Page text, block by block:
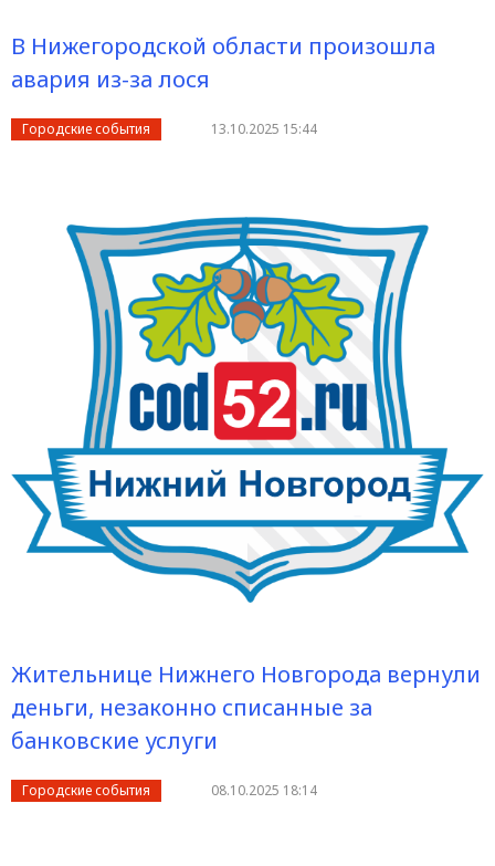
В Нижегородской области произошла
авария из-за лося
Городские события 13.10.2025 15:44
Жительнице Нижнего Новгорода вернули
деньги, незаконно списанные за
банковские услуги
Городские события 08.10.2025 18:14